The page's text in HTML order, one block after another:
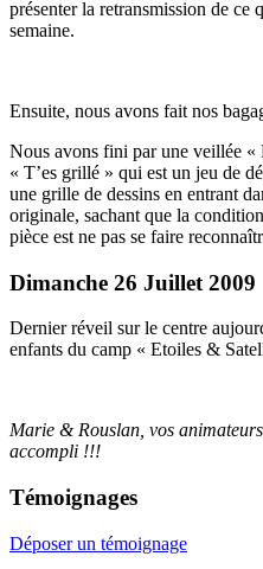
présenter la retransmission de ce
semaine.
Ensuite, nous avons fait nos
Nous avons fini par une veillée «
« T’es grillé » qui est un jeu de
une grille de dessins en entrant
originale, sachant que la
pièce est ne pas se faire
Dimanche 26 Juillet 2009
Dernier réveil sur le centre
enfants du camp « Etoiles &
Marie & Rouslan, vos
accompli !!!
Témoignages
Déposer un témoignage